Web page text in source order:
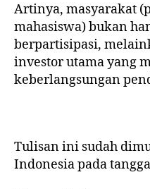
Artinya, masyarakat
mahasiswa) bukan
berpartisipasi,
investor utama yang
keberlangsungan
Tulisan ini sudah
Indonesia pada